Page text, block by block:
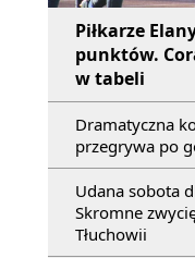
Piłkarze
punktów.
w tabeli
Dramatyczna
przegrywa po
Udana sobota
Skromne
Tłuchowii